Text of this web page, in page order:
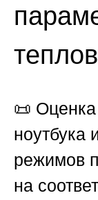
📜 Оценка
ноутбука
режимов
на